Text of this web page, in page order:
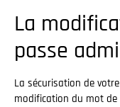
La
passe
La sécurisation de
modification du mot de